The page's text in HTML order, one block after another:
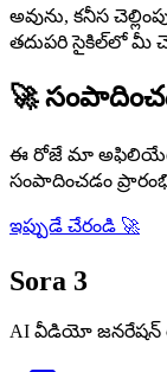
అవును, కనీస
తదుపరి సైకిల్‌లో మీ
🚀
ఈ రోజే మా
సంపాదించడం
ఇప్పుడే చేరండి 🚀
Sora 3
AI వీడియో జనరేషన్